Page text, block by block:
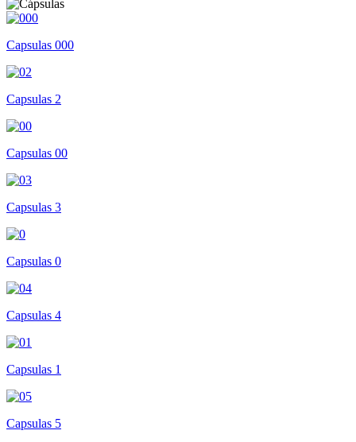
Capsulas 000
Capsulas 2
Capsulas 00
Capsulas 3
Capsulas 0
Capsulas 4
Capsulas 1
Capsulas 5